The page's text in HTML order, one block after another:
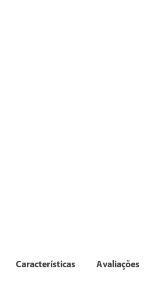
Características Avaliações